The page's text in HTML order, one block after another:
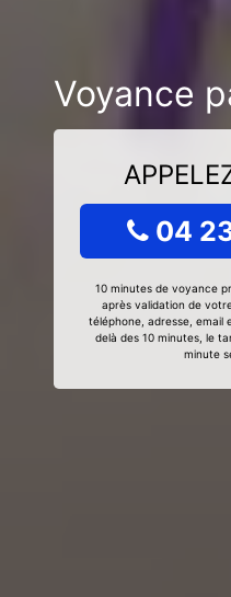
Voyance
04
10 minutes de voyance
après validation de
téléphone, adresse, email
delà des 10 minutes, le
minute